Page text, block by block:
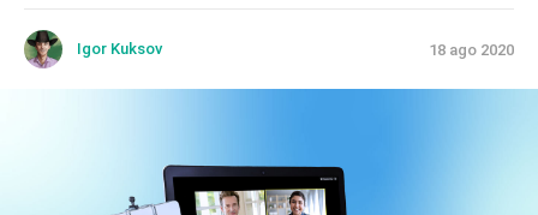
Igor Kuksov 18 ago 2020